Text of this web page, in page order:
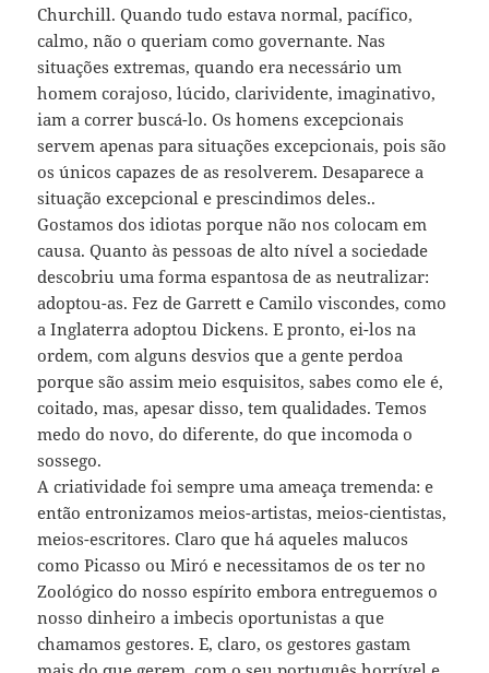
Churchill. Quando tudo estava normal, pacífico,
calmo, não o queriam como governante. Nas
situações extremas, quando era necessário um
homem corajoso, lúcido, clarividente, imaginativo,
iam a correr buscá-lo. Os homens excepcionais
servem apenas para situações excepcionais, pois são
os únicos capazes de as resolverem. Desaparece a
situação excepcional e prescindimos deles..
Gostamos dos idiotas porque não nos colocam em
causa. Quanto às pessoas de alto nível a sociedade
descobriu uma forma espantosa de as neutralizar:
adoptou-as. Fez de Garrett e Camilo viscondes, como
a Inglaterra adoptou Dickens. E pronto, ei-los na
ordem, com alguns desvios que a gente perdoa
porque são assim meio esquisitos, sabes como ele é,
coitado, mas, apesar disso, tem qualidades. Temos
medo do novo, do diferente, do que incomoda o
sossego.
A criatividade foi sempre uma ameaça tremenda: e
então entronizamos meios-artistas, meios-cientistas,
meios-escritores. Claro que há aqueles malucos
como Picasso ou Miró e necessitamos de os ter no
Zoológico do nosso espírito embora entreguemos o
nosso dinheiro a imbecis oportunistas a que
chamamos gestores. E, claro, os gestores gastam